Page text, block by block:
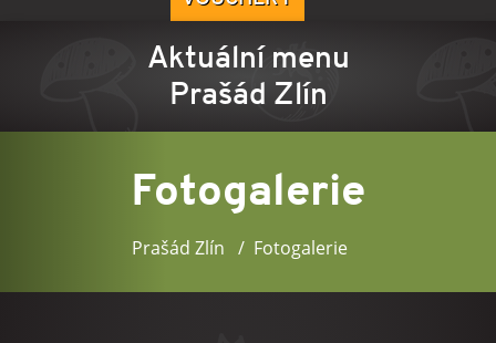
Aktuální menu
Prašád Zlín
Fotogalerie
Prašád Zlín Fotogalerie